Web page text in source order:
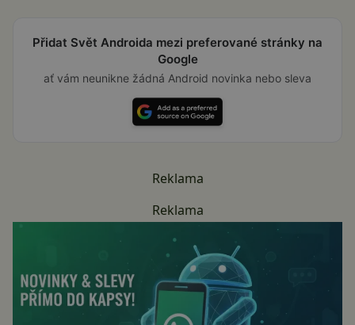
Přidat Svět Androida mezi preferované stránky na
Google
ať vám neunikne žádná Android novinka nebo sleva
Reklama
Reklama